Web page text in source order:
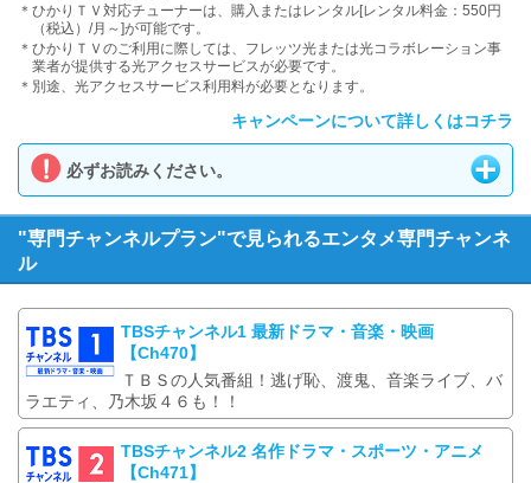
＊ ひかりＴＶ対応チューナーは、購入またはレンタル[レンタル料金：550円
（税込）/月～]が可能です。
＊ ひかりＴＶのご利用に際しては、フレッツ光または光コラボレーション事
業者が提供する光アクセスサービスが必要です。
＊ 別途、光アクセスサービス利用料が必要となります。
キャンペーンについて詳しくはコチラ
必ずお読みください。
"専門チャンネルプラン"で見られるエンタメ専門チャンネ
ル
TBSチャンネル1 最新ドラマ・音楽・映画
【Ch470】
ＴＢＳの人気番組！逃げ恥、渡鬼、音楽ライブ、バ
ラエティ、乃木坂４６も！！
TBSチャンネル2 名作ドラマ・スポーツ・アニメ
【Ch471】